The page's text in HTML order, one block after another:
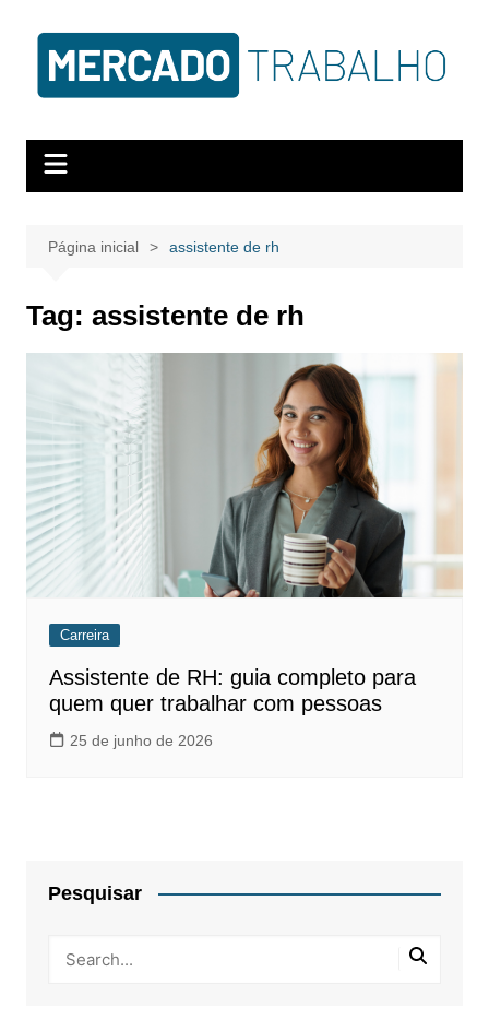
Página inicial assistente de rh
Tag: assistente de rh
Carreira
Assistente de RH: guia completo para
quem quer trabalhar com pessoas
25 de junho de 2026
Pesquisar